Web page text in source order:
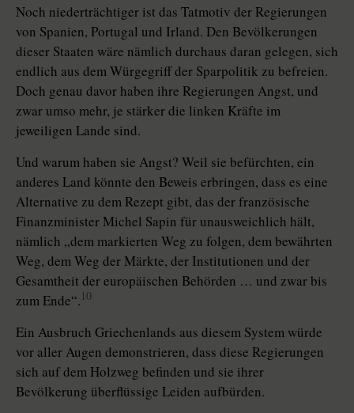
Noch niederträchtiger ist das Tatmotiv der Regierungen
von Spanien, Portugal und Irland. Den Bevölkerungen
dieser Staaten wäre nämlich durchaus daran gelegen, sich
endlich aus dem Würgegriff der Sparpolitik zu befreien.
Doch genau davor haben ihre Regierungen Angst, und
zwar umso mehr, je stärker die linken Kräfte im
jeweiligen Lande sind.
Und warum haben sie Angst? Weil sie befürchten, ein
anderes Land könnte den Beweis erbringen, dass es eine
Alternative zu dem Rezept gibt, das der französische
Finanzminister Michel Sapin für unausweichlich hält,
nämlich „dem markierten Weg zu folgen, dem bewährten
Weg, dem Weg der Märkte, der Institutionen und der
Gesamtheit der europäischen Behörden … und zwar bis
zum Ende“. 10
Ein Ausbruch Griechenlands aus diesem System würde
vor aller Augen demonstrieren, dass diese Regierungen
sich auf dem Holzweg befinden und sie ihrer
Bevölkerung überflüssige Leiden aufbürden.